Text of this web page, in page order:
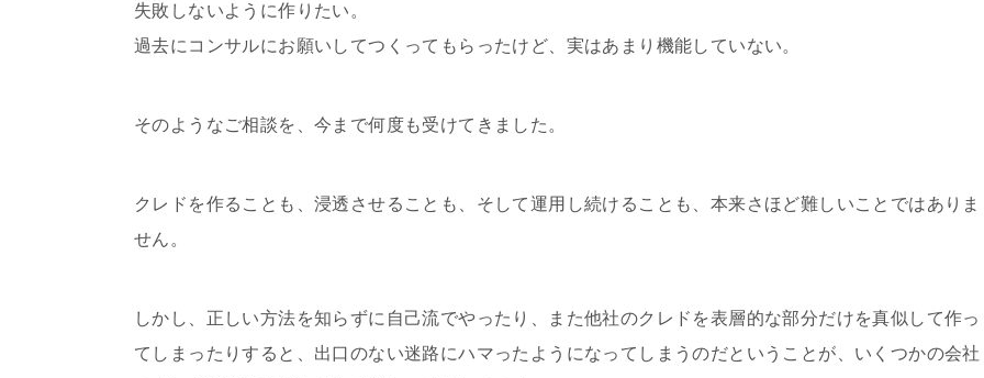
失敗しないように作りたい。
過去にコンサルにお願いしてつくってもらったけど、実はあまり機能していない。
そのようなご相談を、今まで何度も受けてきました。
クレドを作ることも、浸透させることも、そして運用し続けることも、本来さほど難しいことではありま
せん。
しかし、正しい方法を知らずに自己流でやったり、また他社のクレドを表層的な部分だけを真似して作っ
てしまったりすると、出口のない迷路にハマったようになってしまうのだということが、いくつかの会社